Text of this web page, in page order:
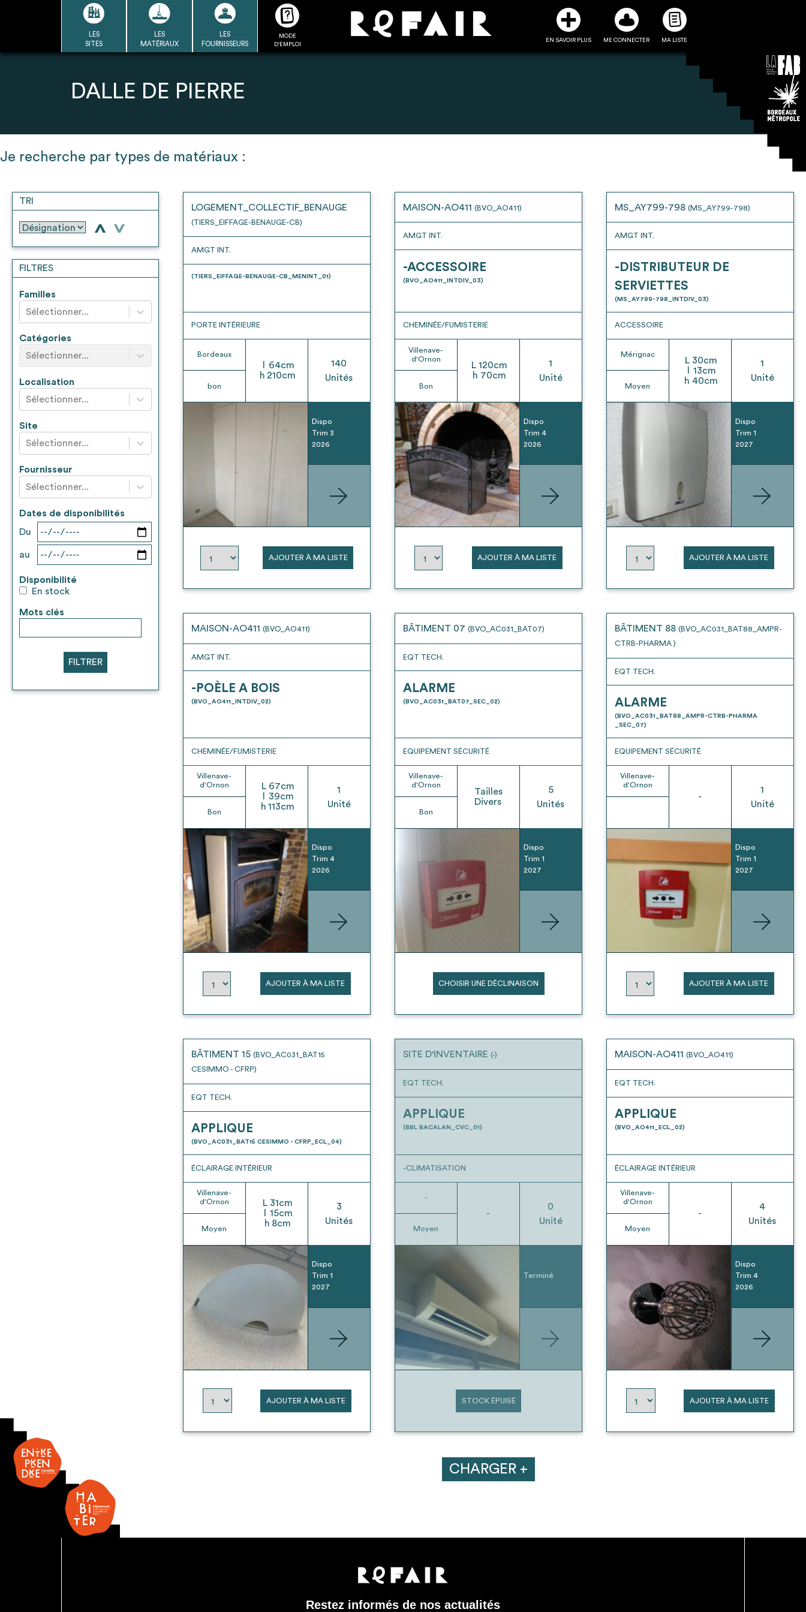
LES
SITES
LES
MATÉRIAUX
LES
FOURNISSEURS
MODE
D'EMPLOI
EN SAVOIR PLUS ME CONNECTER MA LISTE
LA DÉMARCHE
LA BASE
DU RÉEMPLOI
Ressources de chaque
Transmettre sa liste de
les matériaux sélectionnés
un outil d’aide à la conception
modalités et stratégies de
* Attention, l’ajout des matériaux à sa liste et son envoi ne vaut aucunement réservation.
DALLE DE PIERRE
Je recherche par types de matériaux :
TRI
> >
FILTRES
Familles
Sélectionner...
Catégories
Sélectionner...
Localisation
Sélectionner...
Site
Sélectionner...
Fournisseur
Sélectionner...
Dates de disponibilités
Du
au
Disponibilité
En stock
Mots clés
FILTRER
LOGEMENT_COLLECTIF_BENAUGE
(TIERS_EIFFAGE-BENAUGE-CB)
AMGT INT.
(TIERS_EIFFAGE-BENAUGE-CB_MENINT_01)
PORTE INTÉRIEURE
Bordeaux
bon
64cm
h 210cm
140
Unités
Dispo
Trim 3
2026
AJOUTER À MA LISTE
MAISON-AO411 (BVO_AO411)
AMGT INT.
-ACCESSOIRE
(BVO_AO411_INTDIV_03)
CHEMINÉE/FUMISTERIE
Villenave-
d'Ornon
Bon
L 120cm
h 70cm
1
Unité
Dispo
Trim 4
2026
AJOUTER À MA LISTE
MS_AY799-798 (MS_AY799-798)
AMGT INT.
-DISTRIBUTEUR DE
SERVIETTES
(MS_AY799-798_INTDIV_03)
ACCESSOIRE
Mérignac
Moyen
L 30cm
13cm
h 40cm
1
Unité
Dispo
Trim 1
2027
AJOUTER À MA LISTE
MAISON-AO411 (BVO_AO411)
AMGT INT.
-POÈLE A BOIS
(BVO_AO411_INTDIV_02)
CHEMINÉE/FUMISTERIE
Villenave-
d'Ornon
Bon
L 67cm
39cm
h 113cm
1
Unité
Dispo
Trim 4
2026
AJOUTER À MA LISTE
BÂTIMENT 07 (BVO_AC031_BAT07)
EQT TECH.
ALARME
(BVO_AC031_BAT07_SEC_02)
EQUIPEMENT SÉCURITÉ
Villenave-
d'Ornon
Bon
Tailles
Divers
5
Unités
Dispo
Trim 1
2027
CHOISIR UNE DÉCLINAISON
BÂTIMENT 88 (BVO_AC031_BAT88_AMPR-
CTRB-PHARMA )
EQT TECH.
ALARME
(BVO_AC031_BAT88_AMPR-CTRB-PHARMA
_SEC_07)
EQUIPEMENT SÉCURITÉ
Villenave-
d'Ornon
-
1
Unité
Dispo
Trim 1
2027
AJOUTER À MA LISTE
BÂTIMENT 15 (BVO_AC031_BAT15
CESIMMO - CFRP)
EQT TECH.
APPLIQUE
(BVO_AC031_BAT15 CESIMMO - CFRP_ECL_04)
ÉCLAIRAGE INTÉRIEUR
Villenave-
d'Ornon
Moyen
L 31cm
15cm
h 8cm
3
Unités
Dispo
Trim 1
2027
AJOUTER À MA LISTE
SITE D'INVENTAIRE (-)
EQT TECH.
APPLIQUE
(BBL BACALAN_CVC_01)
-CLIMATISATION
-
Moyen
-
0
Unité
Terminé
STOCK ÉPUISÉ
MAISON-AO411 (BVO_AO411)
EQT TECH.
APPLIQUE
(BVO_AO411_ECL_02)
ÉCLAIRAGE INTÉRIEUR
Villenave-
d'Ornon
Moyen
-
4
Unités
Dispo
Trim 4
2026
AJOUTER À MA LISTE
CHARGER +
Restez informés de nos actualités